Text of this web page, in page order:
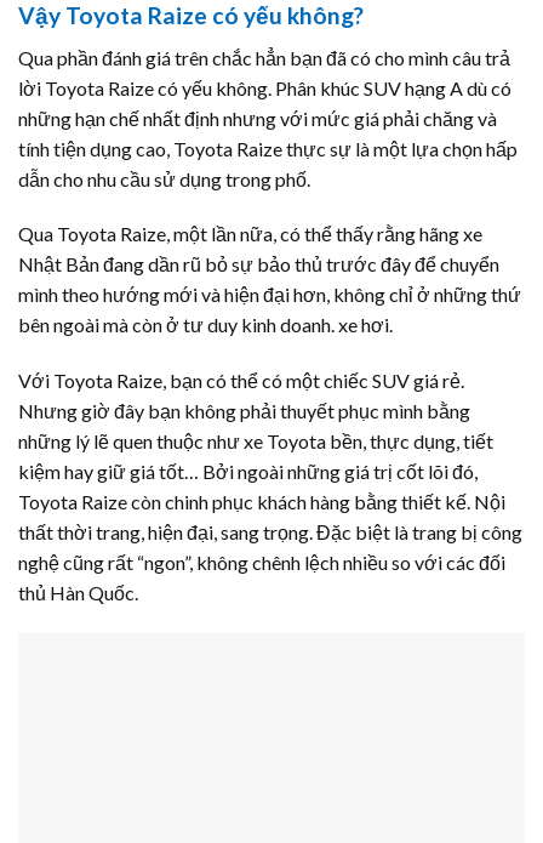
Vậy Toyota Raize có yếu không?
Qua phần đánh giá trên chắc hẳn bạn đã có cho mình câu trả
lời Toyota Raize có yếu không. Phân khúc SUV hạng A dù có
những hạn chế nhất định nhưng với mức giá phải chăng và
tính tiện dụng cao, Toyota Raize thực sự là một lựa chọn hấp
dẫn cho nhu cầu sử dụng trong phố.
Qua Toyota Raize, một lần nữa, có thể thấy rằng hãng xe
Nhật Bản đang dần rũ bỏ sự bảo thủ trước đây để chuyển
mình theo hướng mới và hiện đại hơn, không chỉ ở những thứ
bên ngoài mà còn ở tư duy kinh doanh. xe hơi.
Với Toyota Raize, bạn có thể có một chiếc SUV giá rẻ.
Nhưng giờ đây bạn không phải thuyết phục mình bằng
những lý lẽ quen thuộc như xe Toyota bền, thực dụng, tiết
kiệm hay giữ giá tốt… Bởi ngoài những giá trị cốt lõi đó,
Toyota Raize còn chinh phục khách hàng bằng thiết kế. Nội
thất thời trang, hiện đại, sang trọng. Đặc biệt là trang bị công
nghệ cũng rất “ngon”, không chênh lệch nhiều so với các đối
thủ Hàn Quốc.